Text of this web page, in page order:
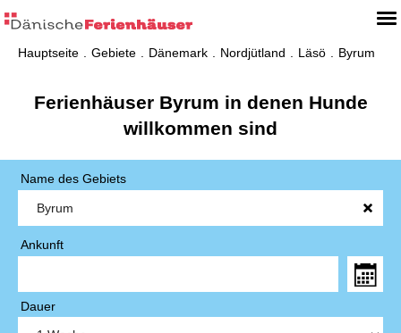
Hauptseite Gebiete Dänemark Nordjütland Läsö Byrum
Ferienhäuser Byrum in denen Hunde
willkommen sind
Name des Gebiets
Ankunft
Dauer